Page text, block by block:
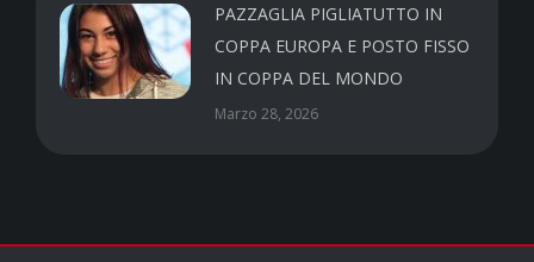
PAZZAGLIA PIGLIATUTTO IN
COPPA EUROPA E POSTO FISSO
IN COPPA DEL MONDO
Marzo 28, 2026